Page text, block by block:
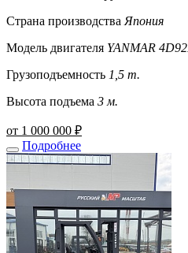
Страна производства Япония
Модель двигателя YANMAR
Грузоподъемность 1,5 т.
Высота подъема 3 м.
от 1 000 000 ₽
Подробнее